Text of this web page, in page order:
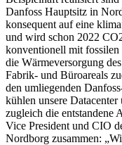
Danfoss Hauptsitz in
konsequent auf eine
und wird schon 2022
konventionell mit
die Wärmeversorgung
Fabrik- und Büroareals
den umliegenden
kühlen unsere
zugleich die entstandene
Vice President und CIO
Nordborg zusammen: